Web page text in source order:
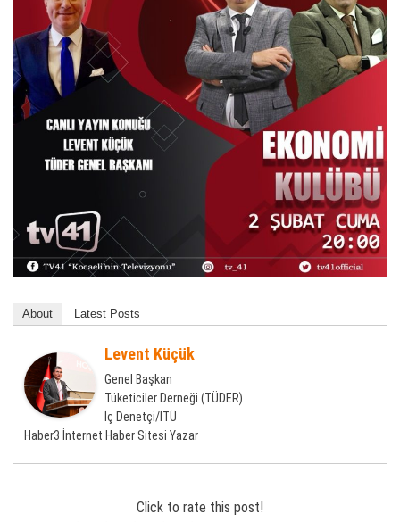
About Latest Posts
Levent Küçük
Genel Başkan
Tüketiciler Derneği (TÜDER)
İç Denetçi/İTÜ
Haber3 İnternet Haber Sitesi Yazar
Click to rate this post!